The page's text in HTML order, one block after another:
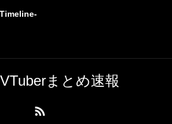
まとめ速報